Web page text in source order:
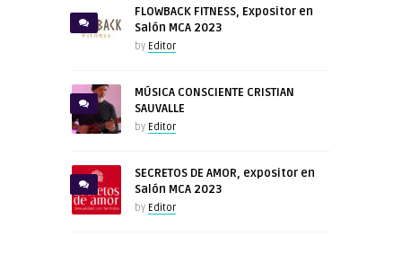
FLOWBACK FITNESS, Expositor en
Salón MCA 2023
by Editor
MÚSICA CONSCIENTE CRISTIAN
SAUVALLE
by Editor
SECRETOS DE AMOR, expositor en
Salón MCA 2023
by Editor